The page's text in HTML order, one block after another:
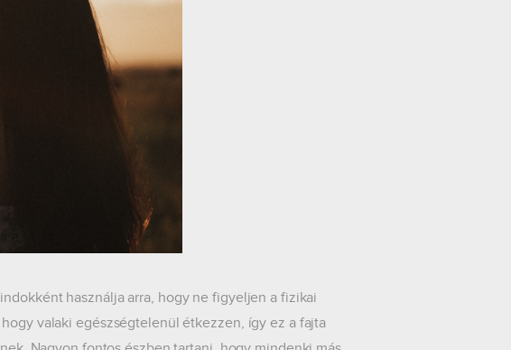
használja arra, hogy ne figyeljen a fizikai
valaki egészségtelenül étkezzen, így ez a fajta